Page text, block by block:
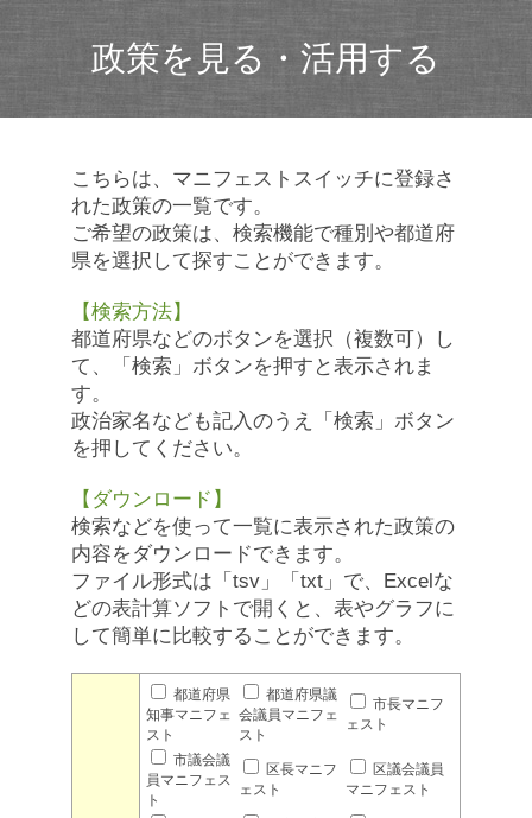
政策を見る・活用する
こちらは、マニフェストスイッチに登録さ
れた政策の一覧です。
ご希望の政策は、検索機能で種別や都道府
県を選択して探すことができます。
【検索方法】
都道府県などのボタンを選択（複数可）し
て、「検索」ボタンを押すと表示されま
す。
政治家名なども記入のうえ「検索」ボタン
を押してください。
【ダウンロード】
検索などを使って一覧に表示された政策の
内容をダウンロードできます。
ファイル形式は「tsv」「txt」で、Excelな
どの表計算ソフトで開くと、表やグラフに
して簡単に比較することができます。
都道府県
知事マニフェ
スト
都道府県議
会議員マニフェ
スト
市長マニフ
ェスト
市議会議
員マニフェス
ト
区長マニフ
ェスト
区議会議員
マニフェスト